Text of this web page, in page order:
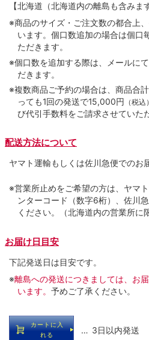
【北海道（北海道内の離島も含み
※商品のサイズ・ご注文数の都合上
います。個口数追加の場合は個口
ただきます。
※個口数を追加する際は、メールに
だきます。
※複数商品ご予約の場合は、商品合
っても1回の発送で15,000円 （税込）
び代引手数料をご請求させていた
配送方法について
ヤマト運輸もしくは佐川急便でのお
※営業所止めをご希望の方は、ヤマ
ンターコード（数字6桁）、佐川
ください。（北海道内の営業所に
お届け日目安
下記発送日は目安です。
※離島への発送につきましては、お
います。 予めご了承ください。
カートに入
れる
… 3日以内発送